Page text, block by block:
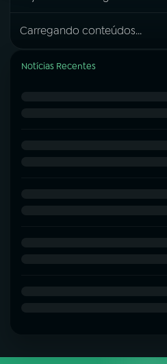
Carregando conteúdos...
Notícias Recentes